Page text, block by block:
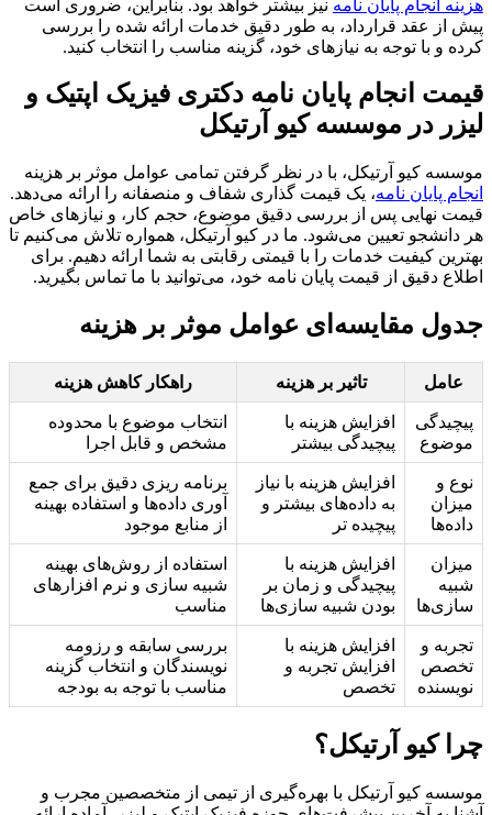
هزینه انجام پایان نامه نیز بیشتر خواهد بود. بنابراین، ضروری است
پیش از عقد قرارداد، به طور دقیق خدمات ارائه شده را بررسی
کرده و با توجه به نیازهای خود، گزینه مناسب را انتخاب کنید.
قیمت انجام پایان نامه دکتری فیزیک اپتیک و
لیزر در موسسه کیو آرتیکل
موسسه کیو آرتیکل، با در نظر گرفتن تمامی عوامل موثر بر هزینه
انجام پایان نامه، یک قیمت گذاری شفاف و منصفانه را ارائه می‌دهد.
قیمت نهایی پس از بررسی دقیق موضوع، حجم کار، و نیازهای خاص
هر دانشجو تعیین می‌شود. ما در کیو آرتیکل، همواره تلاش می‌کنیم تا
بهترین کیفیت خدمات را با قیمتی رقابتی به شما ارائه دهیم. برای
اطلاع دقیق از قیمت پایان نامه خود، می‌توانید با ما تماس بگیرید.
جدول مقایسه‌ای عوامل موثر بر هزینه
عامل تاثیر بر هزینه راهکار کاهش هزینه
پیچیدگی
موضوع
افزایش هزینه با
پیچیدگی بیشتر
انتخاب موضوع با محدوده
مشخص و قابل اجرا
نوع و
میزان
داده‌ها
افزایش هزینه با نیاز
به داده‌های بیشتر و
پیچیده تر
برنامه ریزی دقیق برای جمع
آوری داده‌ها و استفاده بهینه
از منابع موجود
میزان
شبیه
سازی‌ها
افزایش هزینه با
پیچیدگی و زمان بر
بودن شبیه سازی‌ها
استفاده از روش‌های بهینه
شبیه سازی و نرم افزارهای
مناسب
تجربه و
تخصص
نویسنده
افزایش هزینه با
افزایش تجربه و
تخصص
بررسی سابقه و رزومه
نویسندگان و انتخاب گزینه
مناسب با توجه به بودجه
چرا کیو آرتیکل؟
موسسه کیو آرتیکل با بهره‌گیری از تیمی از متخصصین مجرب و